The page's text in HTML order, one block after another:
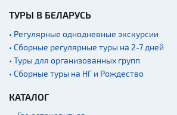
Ратуши
Садово-парковая
архитектура
Памятники
Памятники известным
людям
ТУРЫ В БЕЛАРУСЬ
• Регулярные однодневные экскурсии
• Сборные регулярные туры на 2-7 дней
• Туры для организованных групп
• Сборные туры на НГ и Рождество
КАТАЛОГ